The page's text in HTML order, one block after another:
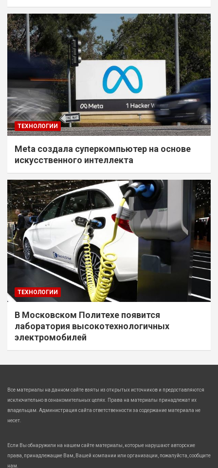
ТЕХНОЛОГИИ
Meta создала суперкомпьютер на основе
искусственного интеллекта
ТЕХНОЛОГИИ
В Московском Политехе появится
лаборатория высокотехнологичных
электромобилей
Все материалы на данном сайте взяты из открытых источников и предоставляются
исключительно в ознакомительных целях. Права на материалы принадлежат их
владельцам. Администрация сайта ответственности за содержание материала не
несет.
Если Вы обнаружили на нашем сайте материалы, которые нарушают авторские
права, принадлежащие Вам, Вашей компании или организации, пожалуйста, сообщите
нам.